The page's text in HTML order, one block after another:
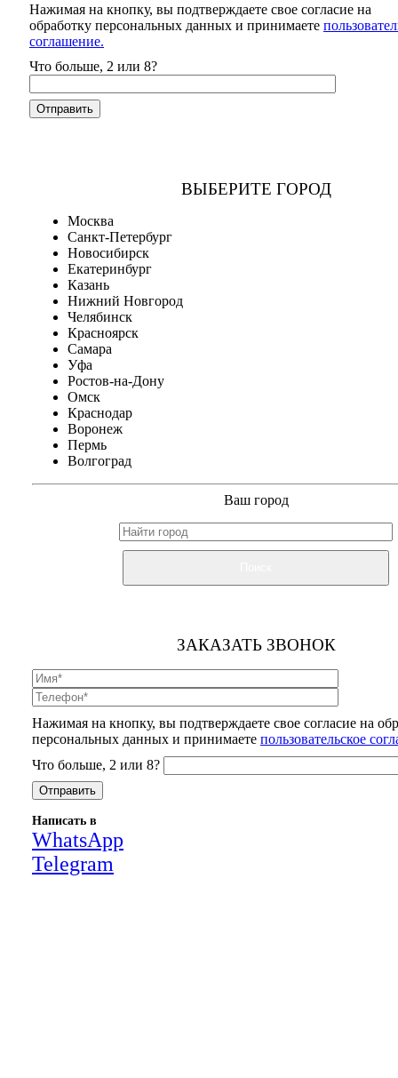
Нажимая на кнопку, вы подтверждаете свое согласие на
обработку персональных данных и принимаете
соглашение.
Что больше, 2 или 8?
ВЫБЕРИТЕ ГОРОД
Москва
Санкт-Петербург
Новосибирск
Екатеринбург
Казань
Нижний Новгород
Челябинск
Красноярск
Самара
Уфа
Ростов-на-Дону
Омск
Краснодар
Воронеж
Пермь
Волгоград
Ваш город
ЗАКАЗАТЬ ЗВОНОК
Нажимая на кнопку, вы подтверждаете свое согласие на
персональных данных и принимаете пользовательское
Что больше, 2 или 8?
Написать в
WhatsApp
Telegram